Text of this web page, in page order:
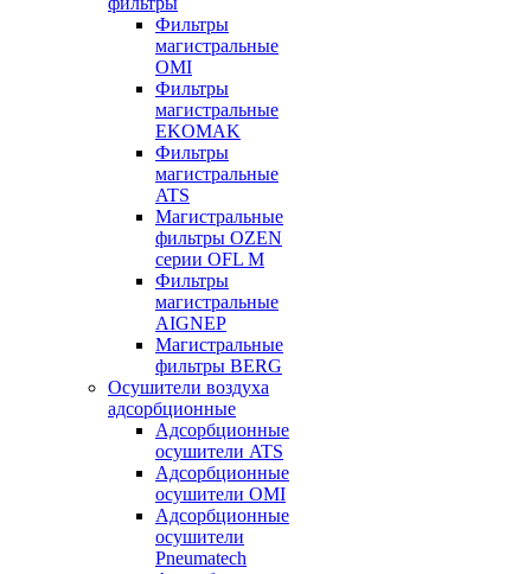
Фильтры
магистральные
OMI
Фильтры
магистральные
EKOMAK
Фильтры
магистральные
ATS
Магистральные
фильтры OZEN
серии OFL M
Фильтры
магистральные
AIGNEP
Магистральные
фильтры BERG
Осушители воздуха
адсорбционные
Адсорбционные
осушители ATS
Адсорбционные
осушители OMI
Адсорбционные
осушители
Pneumatech